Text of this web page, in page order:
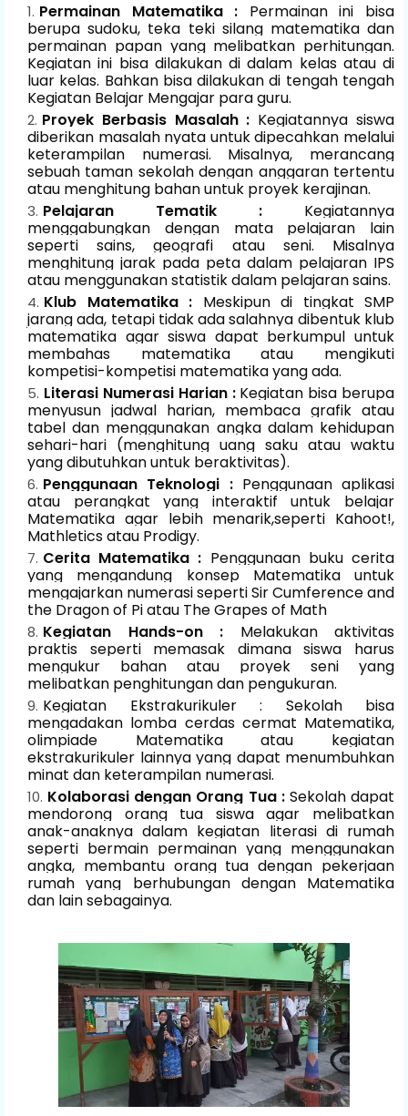
Permainan Matematika : Permainan ini bisa
berupa sudoku, teka teki silang matematika dan
permainan papan yang melibatkan perhitungan.
Kegiatan ini bisa dilakukan di dalam kelas atau di
luar kelas. Bahkan bisa dilakukan di tengah tengah
Kegiatan Belajar Mengajar para guru.
Proyek Berbasis Masalah : Kegiatannya siswa
diberikan masalah nyata untuk dipecahkan melalui
keterampilan numerasi. Misalnya, merancang
sebuah taman sekolah dengan anggaran tertentu
atau menghitung bahan untuk proyek kerajinan.
Pelajaran Tematik : Kegiatannya
menggabungkan dengan mata pelajaran lain
seperti sains, geografi atau seni. Misalnya
menghitung jarak pada peta dalam pelajaran IPS
atau menggunakan statistik dalam pelajaran sains.
Klub Matematika : Meskipun di tingkat SMP
jarang ada, tetapi tidak ada salahnya dibentuk klub
matematika agar siswa dapat berkumpul untuk
membahas matematika atau mengikuti
kompetisi-kompetisi matematika yang ada.
Literasi Numerasi Harian :Kegiatan bisa berupa
menyusun jadwal harian, membaca grafik atau
tabel dan menggunakan angka dalam kehidupan
sehari-hari (menghitung uang saku atau waktu
yang dibutuhkan untuk beraktivitas).
Penggunaan Teknologi :Penggunaan aplikasi
atau perangkat yang interaktif untuk belajar
Matematika agar lebih menarik,seperti Kahoot!,
Mathletics atau Prodigy.
Cerita Matematika : Penggunaan buku cerita
yang mengandung konsep Matematika untuk
mengajarkan numerasi seperti Sir Cumference and
the Dragon of Pi atau The Grapes of Math
Kegiatan Hands-on : Melakukan aktivitas
praktis seperti memasak dimana siswa harus
mengukur bahan atau proyek seni yang
melibatkan penghitungan dan pengukuran.
Kegiatan Ekstrakurikuler : Sekolah bisa
mengadakan lomba cerdas cermat Matematika,
olimpiade Matematika atau kegiatan
ekstrakurikuler lainnya yang dapat menumbuhkan
minat dan keterampilan numerasi.
Kolaborasi dengan Orang Tua :Sekolah dapat
mendorong orang tua siswa agar melibatkan
anak-anaknya dalam kegiatan literasi di rumah
seperti bermain permainan yang menggunakan
angka, membantu orang tua dengan pekerjaan
rumah yang berhubungan dengan Matematika
dan lain sebagainya.